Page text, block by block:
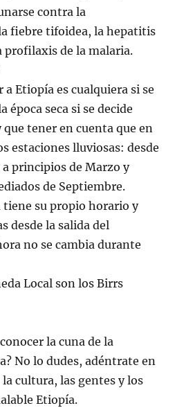
contra la
fiebre tifoidea, la hepatitis
profilaxis de la malaria.
a Etiopía es cualquiera si se
época seca si se decide
que tener en cuenta que en
estaciones lluviosas: desde
principios de Marzo y
de Septiembre.
tiene su propio horario y
desde la salida del
no se cambia durante
Local son los Birrs
la cuna de la
No lo dudes, adéntrate en
cultura, las gentes y los
Etiopía.